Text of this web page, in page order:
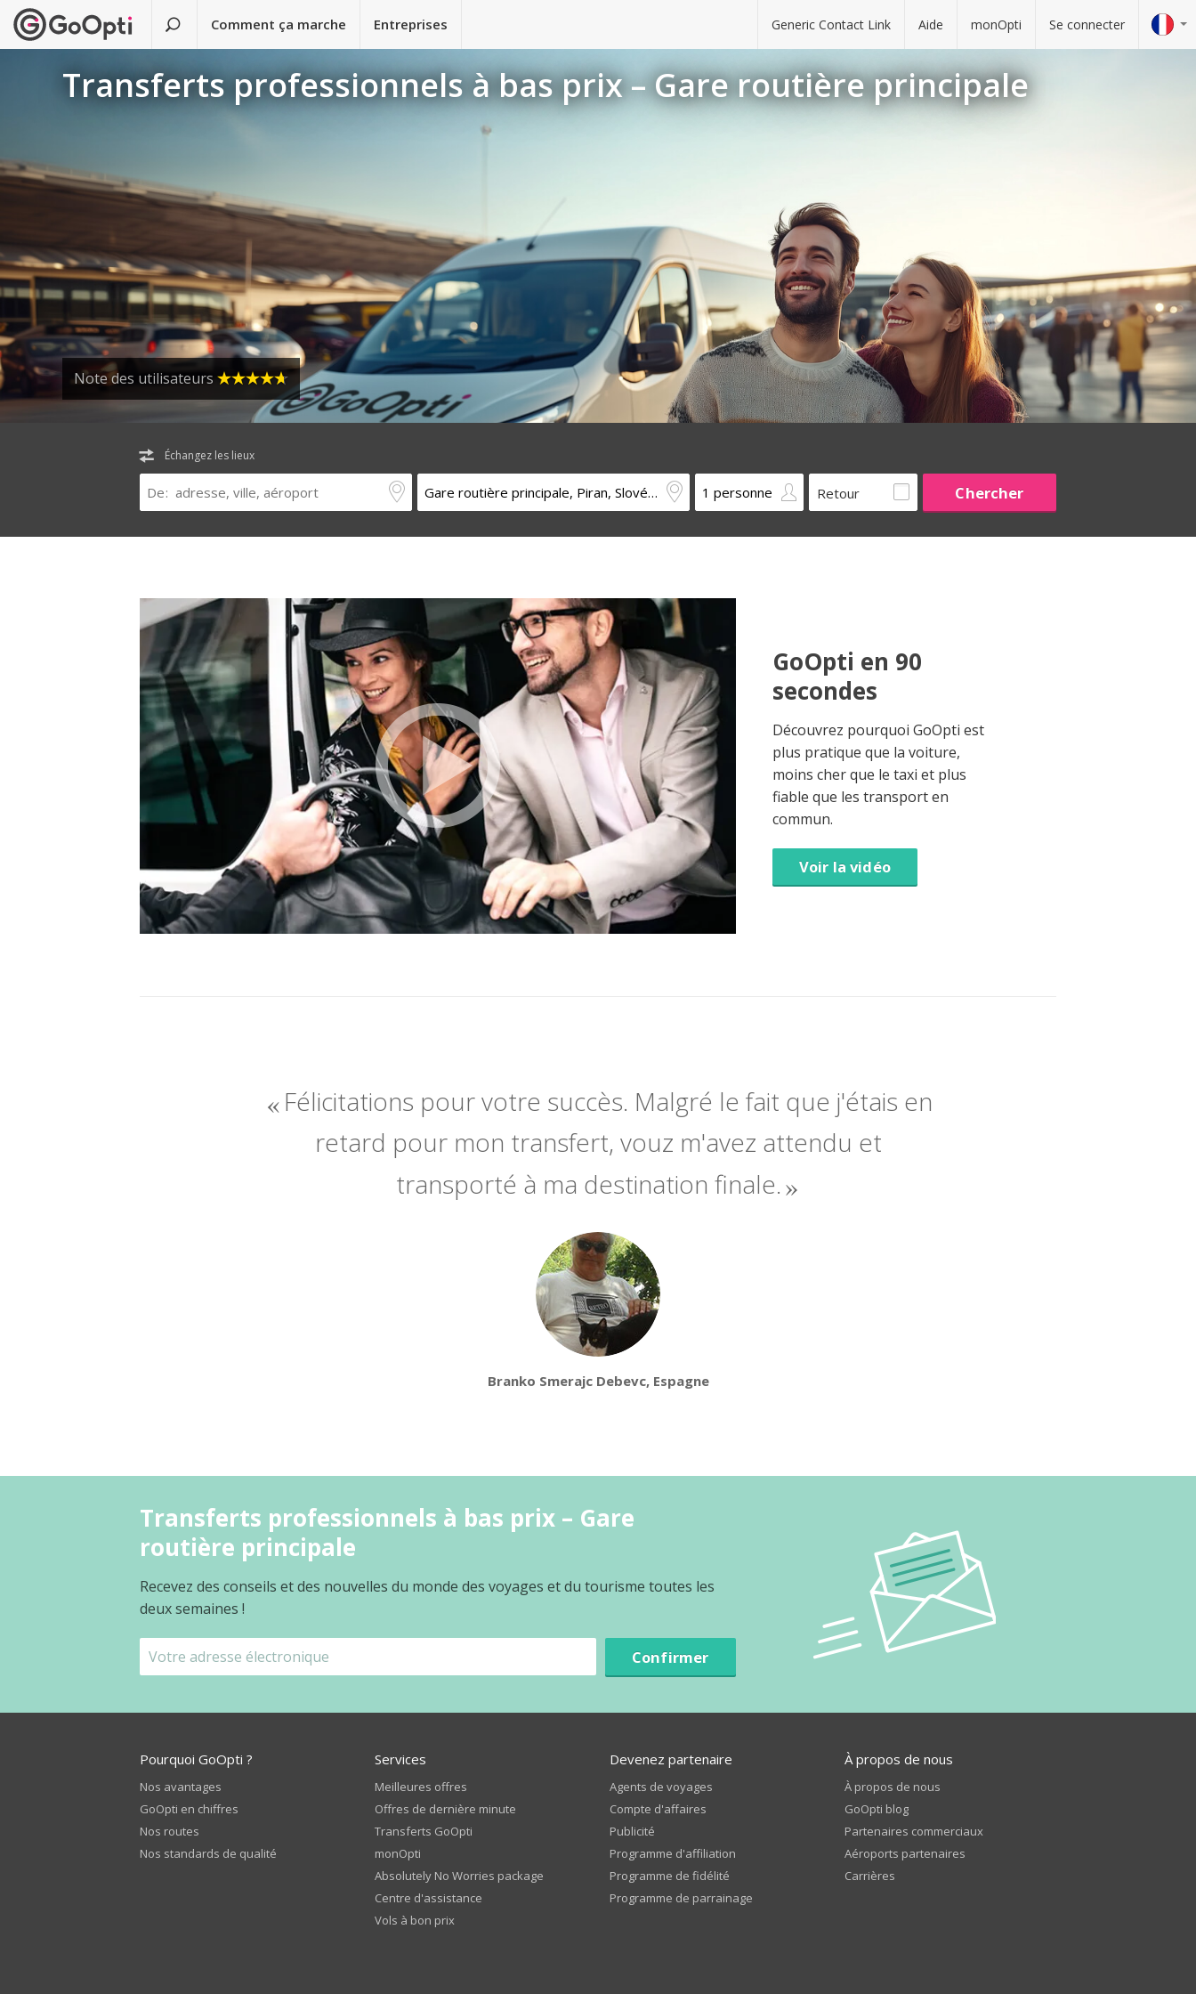
Comment ça marche Entreprises Generic Contact Link Aide monOpti Se connecter
Transferts professionnels à bas prix – Gare routière principale
Note des utilisateurs
Échangez les lieux
Retour
GoOpti en 90
secondes
Découvrez pourquoi GoOpti est
plus pratique que la voiture,
moins cher que le taxi et plus
fiable que les transport en
commun.
Voir la vidéo
Félicitations pour votre succès. Malgré le fait que j'étais en
retard pour mon transfert, vouz m'avez attendu et
transporté à ma destination finale.
Branko Smerajc Debevc, Espagne
Transferts professionnels à bas prix – Gare
routière principale
Recevez des conseils et des nouvelles du monde des voyages et du tourisme toutes les
deux semaines !
Confirmer
Pourquoi GoOpti ?
Nos avantages
GoOpti en chiffres
Nos routes
Nos standards de qualité
Services
Meilleures offres
Offres de dernière minute
Transferts GoOpti
monOpti
Absolutely No Worries package
Centre d'assistance
Vols à bon prix
Devenez partenaire
Agents de voyages
Compte d'affaires
Publicité
Programme d'affiliation
Programme de fidélité
Programme de parrainage
À propos de nous
À propos de nous
GoOpti blog
Partenaires commerciaux
Aéroports partenaires
Carrières